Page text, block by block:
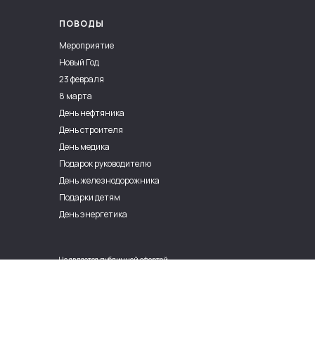
ПОВОДЫ
Мероприятие
Новый Год
23 февраля
8 марта
День нефтяника
День строителя
День медика
Подарок руководителю
День железнодорожника
Подарки детям
День энергетика
Не является публичной офертой